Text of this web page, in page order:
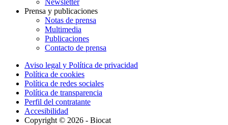
Prensa y publicaciones
Notas de prensa
Multimedia
Publicaciones
Contacto de prensa
Aviso legal y Política de privacidad
Política de cookies
Política de redes sociales
Política de transparencia
Perfil del contratante
Accesibilidad
Copyright © 2026 - Biocat